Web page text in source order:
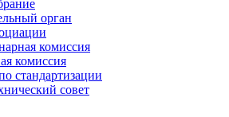
орган
комиссия
комиссия
стандартизации
совет